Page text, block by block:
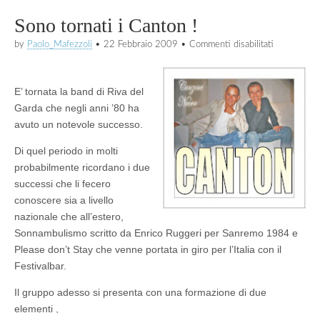
Sono tornati i Canton !
by Paolo_Mafezzoli • 22 Febbraio 2009 • Commenti disabilitati
tornati
i
Canton
E’ tornata la band di Riva del
Garda che negli anni ’80 ha
avuto un notevole successo.
Di quel periodo in molti
probabilmente ricordano i due
successi che li fecero
conoscere sia a livello
nazionale che all’estero,
Sonnambulismo scritto da Enrico Ruggeri per Sanremo 1984 e
Please don’t Stay che venne portata in giro per l’Italia con il
Festivalbar.
Il gruppo adesso si presenta con una formazione di due
elementi ,